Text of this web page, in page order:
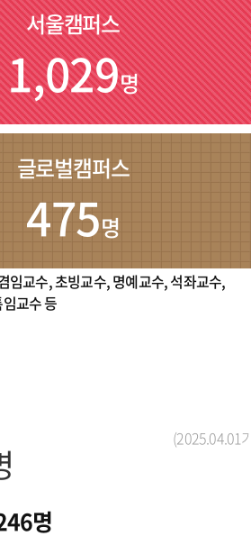
서울캠퍼스
1,029명
글로벌캠퍼스
475명
임교수, 초빙교수, 명예교수, 석좌교수,
교수 등
(2025.04.01
명